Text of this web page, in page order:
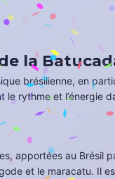
la
brésilienne, en
rythme et l’énergie
apportées au Brésil
et le maracatu. Il